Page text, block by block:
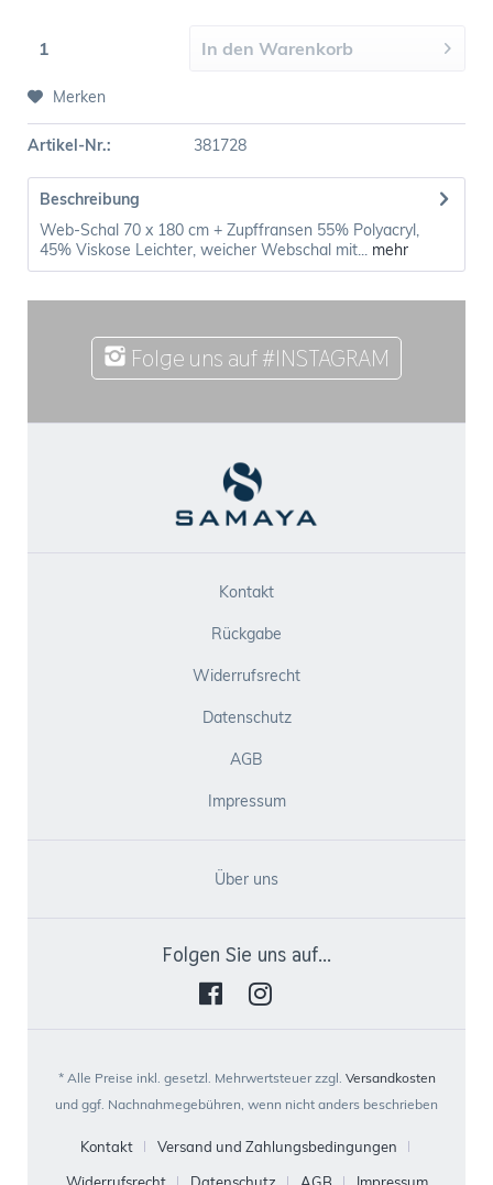
In den Warenkorb
Merken
Artikel-Nr.: 381728
Beschreibung
Web-Schal 70 x 180 cm + Zupffransen 55% Polyacryl,
45% Viskose Leichter, weicher Webschal mit... mehr
Folge uns auf #INSTAGRAM
Kontakt
Rückgabe
Widerrufsrecht
Datenschutz
AGB
Impressum
Über uns
Folgen Sie uns auf...
* Alle Preise inkl. gesetzl. Mehrwertsteuer zzgl. Versandkosten
und ggf. Nachnahmegebühren, wenn nicht anders beschrieben
Kontakt
Versand und Zahlungsbedingungen